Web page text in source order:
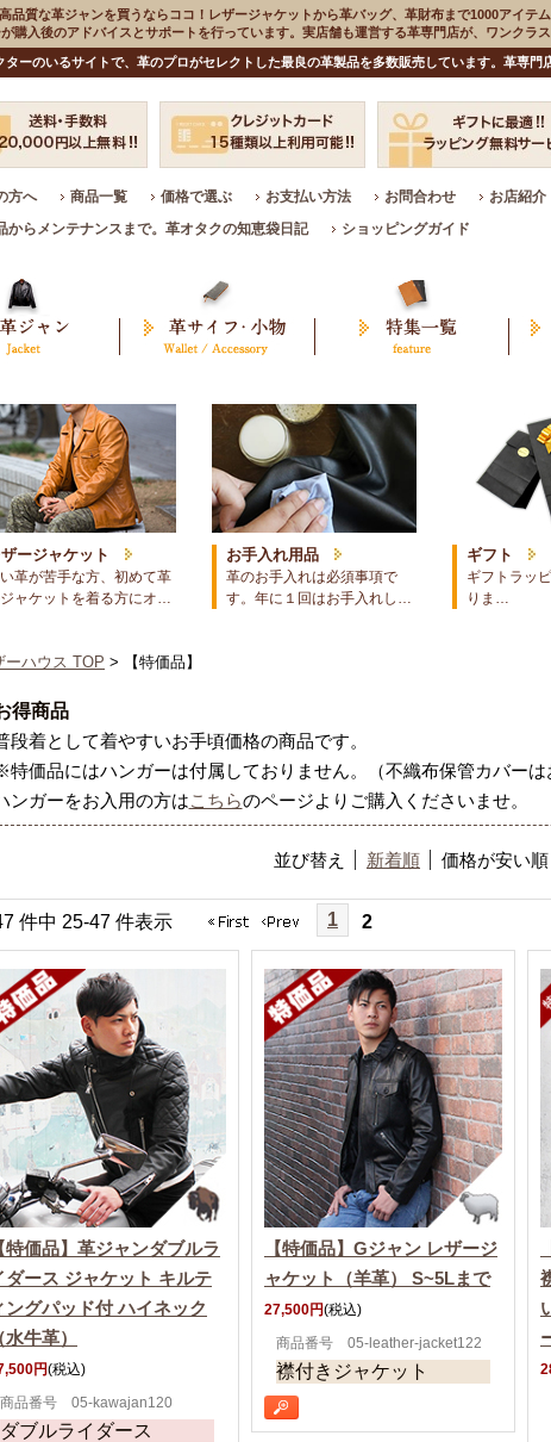
品質な革ジャンを買うならココ！レザージャケットから革バッグ、革財布まで1000アイテム
購入後のアドバイスとサポートを行っています。実店舗も運営する革専門店が、ワンクラ
ターのいるサイトで、革のプロがセレクトした最良の革製品を多数販売しています。革専門
方へ 商品一覧 価格で選ぶ お支払い方法 お問合わせ
お店紹介
からメンテナンスまで。革オタクの知恵袋日記
ショッピングガイド
ザージャケット
革が苦手な方、初めて革
ャケットを着る方にオ…
お手入れ用品
革のお手入れは必須事項で
す。年に１回はお手入れし…
ギフト
ギフトラッ
りま…
ーハウス TOP > 【特価品】
得商品
段着として着やすいお手頃価格の商品です。
特価品にはハンガーは付属しておりません。（不織布保管カバーは
ンガーをお入用の方はこちらのページよりご購入くださいませ。
並び替え 新着順 価格が安い順
件中 25-47 件表示 1 2
特価品】革ジャンダブルラ
ダース ジャケット キルテ
ングパッド付 ハイネック
水牛革）
円(税込)
商品番号 05-kawajan120
ダブルライダース
【特価品】Gジャン レザージ
ャケット（羊革） S~5Lまで
27,500円(税込)
商品番号 05-leather-jacket122
襟付きジャケット